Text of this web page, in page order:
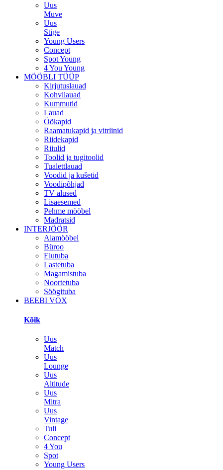
Uus
Muve
Uus
Stige
Young Users
Concept
Spot Young
4 You Young
MÖÖBLI TÜÜP
Kirjutuslauad
Kohvilauad
Kummutid
Lauad
Öökapid
Raamatukapid ja vitriinid
Riidekapid
Riiulid
Toolid ja tugitoolid
Tualettlauad
Voodid ja kušetid
Voodipõhjad
TV alused
Lisaesemed
Pehme mööbel
Madratsid
INTERJÖÖR
Aiamööbel
Büroo
Elutuba
Lastetuba
Magamistuba
Noortetuba
Söögituba
BEEBI VOX
Kõik
Uus
Match
Uus
Lounge
Uus
Altitude
Uus
Mitra
Uus
Vintage
Tuli
Concept
4 You
Spot
Young Users